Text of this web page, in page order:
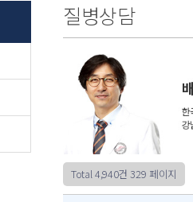
질병상담
Total 4,940건 329 페이지